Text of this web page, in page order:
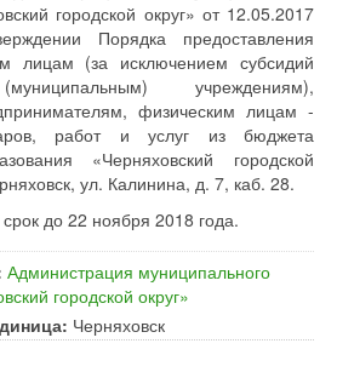
городской округ» от 12.05.2017
Порядка предоставления
лицам (за исключением субсидий
учреждениям),
физическим лицам -
работ и услуг из бюджета
«Черняховский городской
ул. Калинина, д. 7, каб. 28.
до 22 ноября 2018 года.
Администрация муниципального
городской округ»
Черняховск